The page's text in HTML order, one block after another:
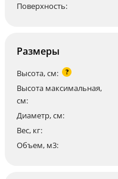
Поверхность:
Размеры
Высота, см: ?
Высота максимальная,
см:
Диаметр, см:
Вес, кг:
Объем, м3: